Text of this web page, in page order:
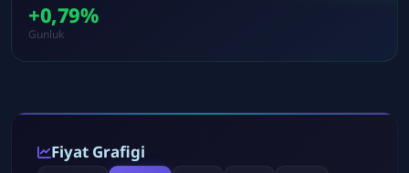
+0,79%
Gunluk
Fiyat Grafigi